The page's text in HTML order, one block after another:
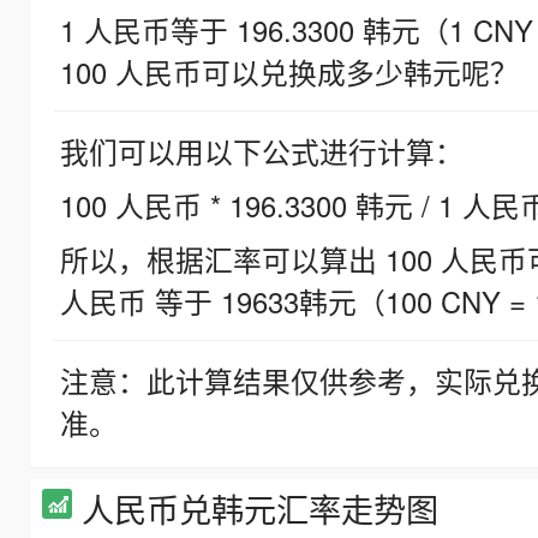
1 人民币等于 196.3300 韩元（1
100 人民币可以兑换成多少韩元呢？
我们可以用以下公式进行计算：
100 人民币 * 196.3300 韩元 / 1 人民
所以，根据汇率可以算出 100 人民
人民币 等于 19633韩元（100 CNY =
注意：此计算结果仅供参考，实际
准。
人民币兑韩元汇率走势图